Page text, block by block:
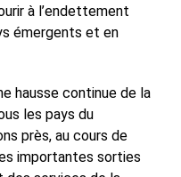
à l’endettement
émergents et en
hausse continue de la
les pays du
près, au cours de
importantes sorties